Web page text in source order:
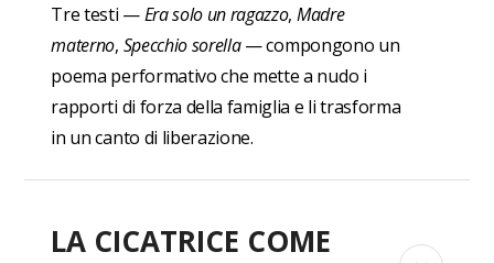
Tre testi —Era solo un ragazzo, Madre
materno, Specchio sorella— compongono un
poema performativo che mette a nudo i
rapporti di forza della famiglia e li trasforma
in un canto di liberazione.
LA CICATRICE COME